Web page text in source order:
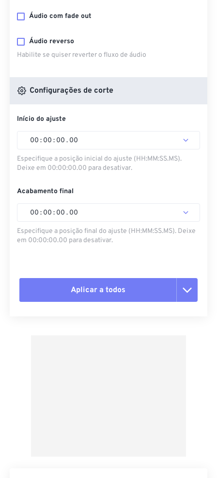
Áudio com fade out
Áudio reverso
Habilite se quiser reverter o fluxo de áudio
Configurações de corte
Início do ajuste
00 : 00 : 00 . 00
Especifique a posição inicial do ajuste (HH:MM:SS.MS).
Deixe em 00:00:00.00 para desativar.
Acabamento final
00 : 00 : 00 . 00
Especifique a posição final do ajuste (HH:MM:SS.MS). Deixe
em 00:00:00.00 para desativar.
Aplicar a todos